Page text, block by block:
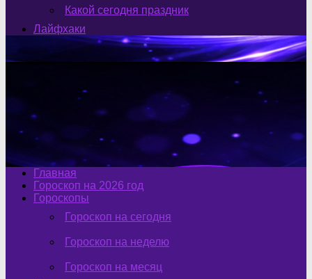
Какой сегодня праздник
Лайфхаки
Главная
Гороскоп на 2026 год
Гороскопы
Гороскоп на сегодня
Гороскоп на неделю
Гороскоп на месяц